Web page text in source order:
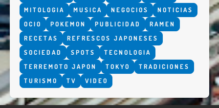
MITOLOGIA
MUSICA NEGOCIOS
NOTICIAS
OCIO
POKEMON PUBLICIDAD
RAMEN
RECETAS
REFRESCOS JAPONESES
SOCIEDAD
SPOTS
TECNOLOGIA
TERREMOTO JAPON
TOKYO
TRADICIONES
TURISMO
TV VIDEO